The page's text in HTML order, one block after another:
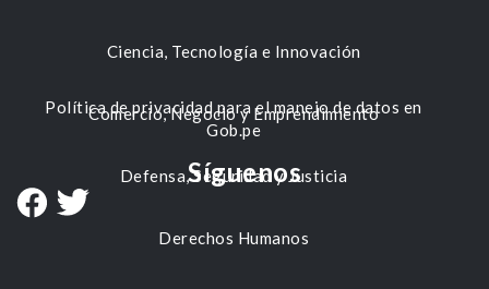
Ciencia, Tecnología e Innovación
Comercio, Negocio y Emprendimiento
Defensa, Seguridad y Justicia
Derechos Humanos
Política de privacidad para el manejo de datos en
Gob.pe
Síguenos